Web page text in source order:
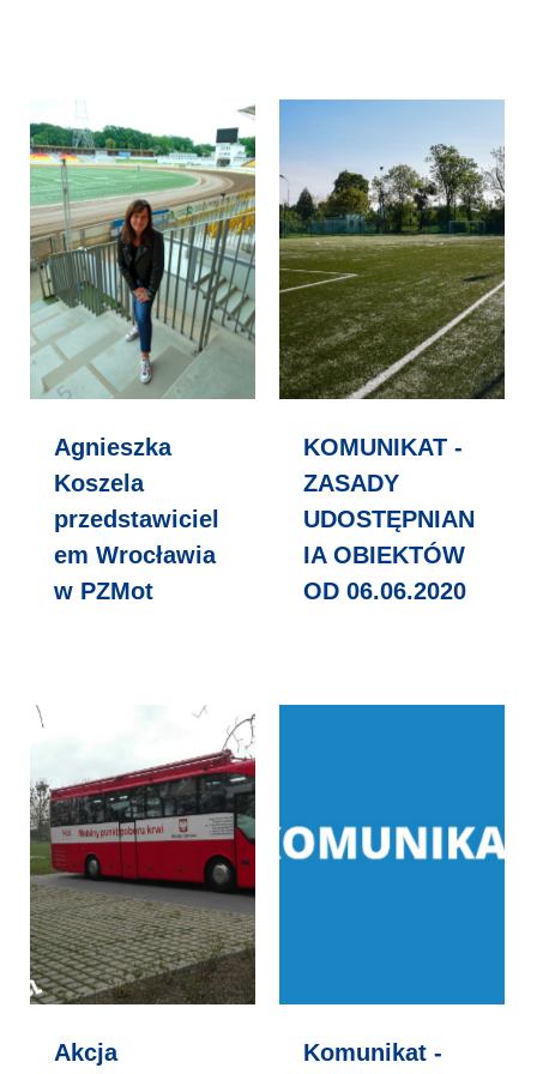
Agnieszka
Koszela
przedstawiciel
em Wrocławia
w PZMot
KOMUNIKAT -
ZASADY
UDOSTĘPNIAN
IA OBIEKTÓW
OD 06.06.2020
Akcja Komunikat -